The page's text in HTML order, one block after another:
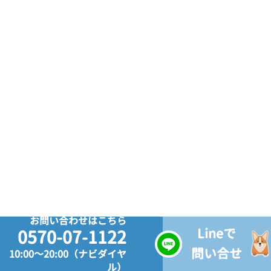
お問い合わせはこちら
0570-07-1122
10:00～20:00（ナビダイヤ
ル）
Lineで
問い合せ